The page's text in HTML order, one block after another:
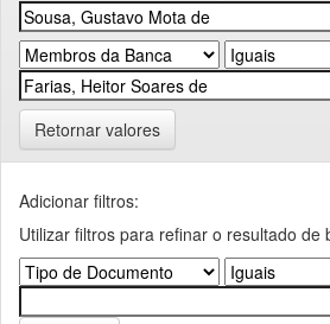
Retornar valores
Adicionar filtros:
Utilizar filtros para refinar o resultado de